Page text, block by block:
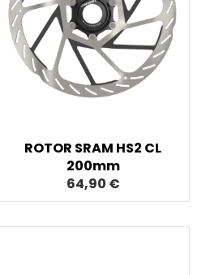
ROTOR SRAM HS2 CL
200mm
64,90 €